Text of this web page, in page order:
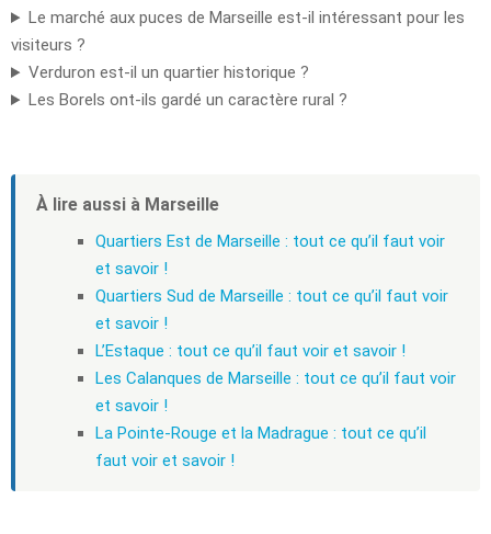
Le marché aux puces de Marseille est-il intéressant pour les
visiteurs ?
Verduron est-il un quartier historique ?
Les Borels ont-ils gardé un caractère rural ?
À lire aussi à Marseille
Quartiers Est de Marseille : tout ce qu’il faut voir
et savoir !
Quartiers Sud de Marseille : tout ce qu’il faut voir
et savoir !
L’Estaque : tout ce qu’il faut voir et savoir !
Les Calanques de Marseille : tout ce qu’il faut voir
et savoir !
La Pointe-Rouge et la Madrague : tout ce qu’il
faut voir et savoir !